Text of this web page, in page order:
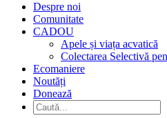
Despre noi
Comunitate
CADOU
Apele și viața acvatică
Colectarea Selectivă
Ecomaniere
Noutăți
Donează